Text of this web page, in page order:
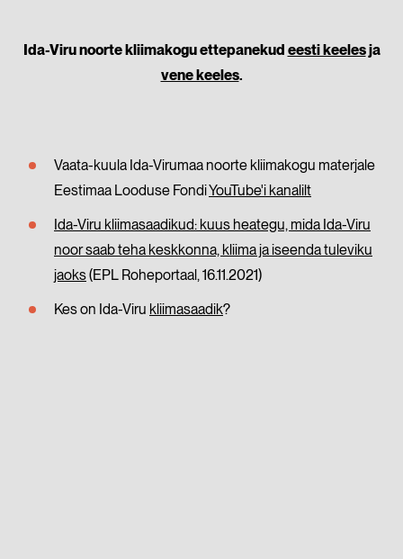
Ida-Viru noorte kliimakogu ettepanekud eesti keelesja
vene keeles.
Vaata-kuula Ida-Virumaa noorte kliimakogu materjale
Eestimaa Looduse FondiYouTube'i kanalilt
Ida-Viru kliimasaadikud: kuus heategu, mida Ida-Viru
noor saab teha keskkonna, kliima ja iseenda tuleviku
jaoks(EPL Roheportaal, 16.11.2021)
Kes on Ida-Viru kliimasaadik?